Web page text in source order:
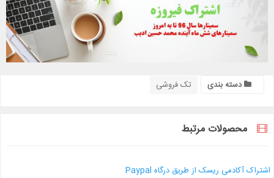
دسته بندی تک فروشی
محصولات مرتبط
اشتراک آکادمی ریسک از طریق درگاه Paypal